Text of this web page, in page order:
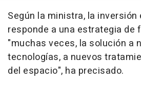
Según la ministra, la
responde a una estrategia de
"muchas veces, la solución a
tecnologías, a nuevos
del espacio", ha precisado.